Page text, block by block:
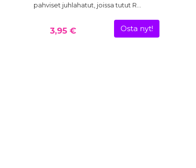
pahviset juhlahatut, joissa tutut R…
3,95 € Osta nyt!